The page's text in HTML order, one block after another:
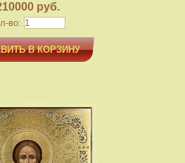
руб.
во:
В КОРЗИНУ